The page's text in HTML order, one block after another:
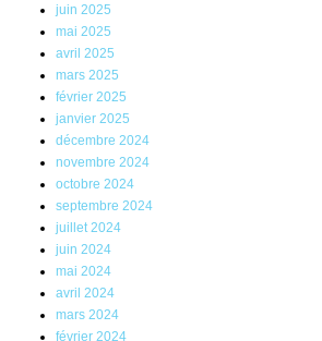
juin 2025
mai 2025
avril 2025
mars 2025
février 2025
janvier 2025
décembre 2024
novembre 2024
octobre 2024
septembre 2024
juillet 2024
juin 2024
mai 2024
avril 2024
mars 2024
février 2024